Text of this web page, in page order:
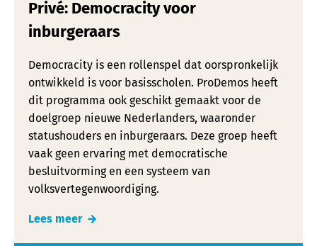
Privé: Democracity voor
inburgeraars
Democracity is een rollenspel dat oorspronkelijk
ontwikkeld is voor basisscholen. ProDemos heeft
dit programma ook geschikt gemaakt voor de
doelgroep nieuwe Nederlanders, waaronder
statushouders en inburgeraars. Deze groep heeft
vaak geen ervaring met democratische
besluitvorming en een systeem van
volksvertegenwoordiging.
Lees meer